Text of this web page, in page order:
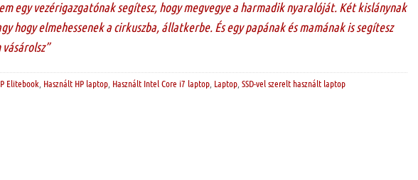
egy vezérigazgatónak segítesz, hogy megvegye a harmadik nyaralóját. Két kislánynak
hogy elmehessenek a cirkuszba, állatkerbe. És egy papának és mamának is segítesz
Elitebook, Használt HP laptop, Használt Intel Core i7 laptop, Laptop, SSD-vel szerelt használt laptop